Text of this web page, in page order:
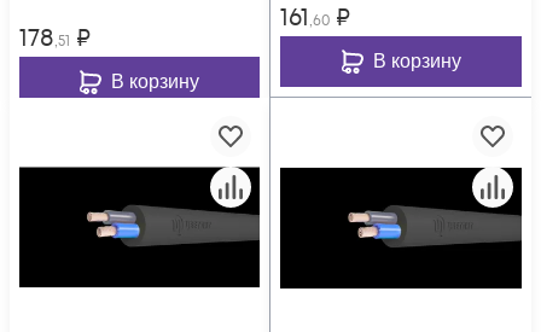
178,51 ₽
В корзину
161,60 ₽
В корзину